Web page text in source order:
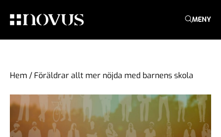
MENY
Hem / Föräldrar allt mer nöjda med barnens skola